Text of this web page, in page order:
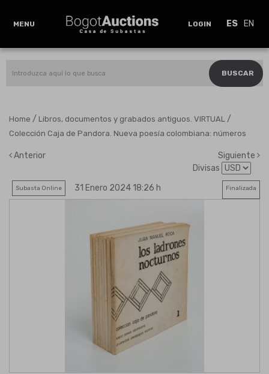
MENU LOGIN ES EN
BUSCAR
Home / Libros, documentos y grabados antiguos. VIRTUAL /
Colección Caja de Pandora. Nueva poesía colombiana: números
Anterior
Siguiente
Divisas
Subasta Online 31 Enero 2024 18:26 h Finalizada